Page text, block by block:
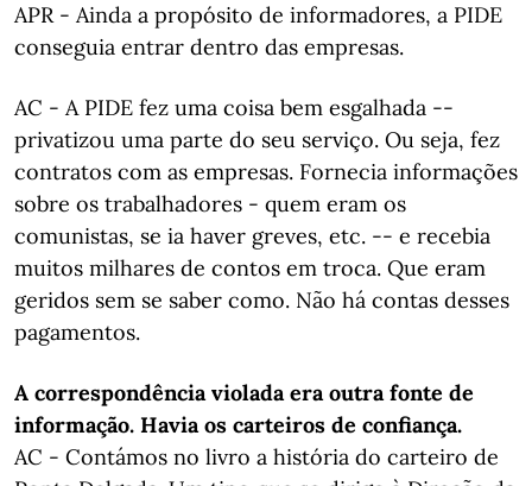
APR - Ainda a propósito de informadores, a PIDE
conseguia entrar dentro das empresas.
AC - A PIDE fez uma coisa bem esgalhada --
privatizou uma parte do seu serviço. Ou seja, fez
contratos com as empresas. Fornecia informações
sobre os trabalhadores - quem eram os
comunistas, se ia haver greves, etc. -- e recebia
muitos milhares de contos em troca. Que eram
geridos sem se saber como. Não há contas desses
pagamentos.
A correspondência violada era outra fonte de
informação. Havia os carteiros de confiança.
AC - Contámos no livro a história do carteiro de